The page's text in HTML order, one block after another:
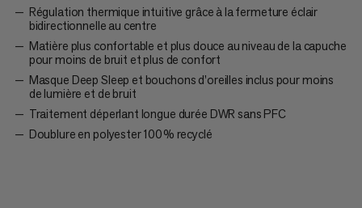
Régulation thermique intuitive grâce à la fermeture éclair
bidirectionnelle au centre
Matière plus confortable et plus douce au niveau de la capuche
pour moins de bruit et plus de confort
Masque Deep Sleep et bouchons d’oreilles inclus pour moins
de lumière et de bruit
Traitement déperlant longue durée DWR sans PFC
Doublure en polyester 100 % recyclé